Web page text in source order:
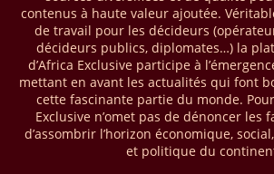
transactions (+16 % par rapport à 2024) sur un
dans le monde.
28/03/26 AFRIQUE - ECONOMIE CREATIVE
Une rapport publié dernièrement par le Boston
intitulé « Africa Unleashed: Empowering Women
», dresse un état des lieux saisissant de
à la fois dynamique et structurellement négligé.
contenus à haute valeur ajoutée.
de travail pour les décideurs
décideurs publics, diplomates…) la
d’Africa Exclusive participe à
mettant en avant les actualités qui font
cette fascinante partie du monde.
Exclusive n’omet pas de dénoncer les
d’assombrir l’horizon économique,
et politique du